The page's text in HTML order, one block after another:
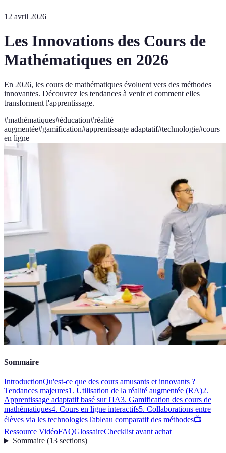
12 avril 2026
Les Innovations des Cours de
Mathématiques en 2026
En 2026, les cours de mathématiques évoluent vers des méthodes
innovantes. Découvrez les tendances à venir et comment elles
transforment l'apprentissage.
#mathématiques#éducation#réalité
augmentée#gamification#apprentissage adaptatif#technologie#cours
en ligne
Sommaire
IntroductionQu'est-ce que des cours amusants et innovants ?
Tendances majeures1. Utilisation de la réalité augmentée (RA)2.
Apprentissage adaptatif basé sur l'IA3. Gamification des cours de
mathématiques4. Cours en ligne interactifs5. Collaborations entre
élèves via les technologiesTableau comparatif des méthodes📺
Ressource VidéoFAQGlossaireChecklist avant achat
Sommaire(13 sections)